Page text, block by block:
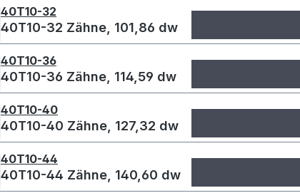
40T10-32
40T10-32 Zähne, 101,86 dw
40T10-36
40T10-36 Zähne, 114,59 dw
40T10-40
40T10-40 Zähne, 127,32 dw
40T10-44
40T10-44 Zähne, 140,60 dw